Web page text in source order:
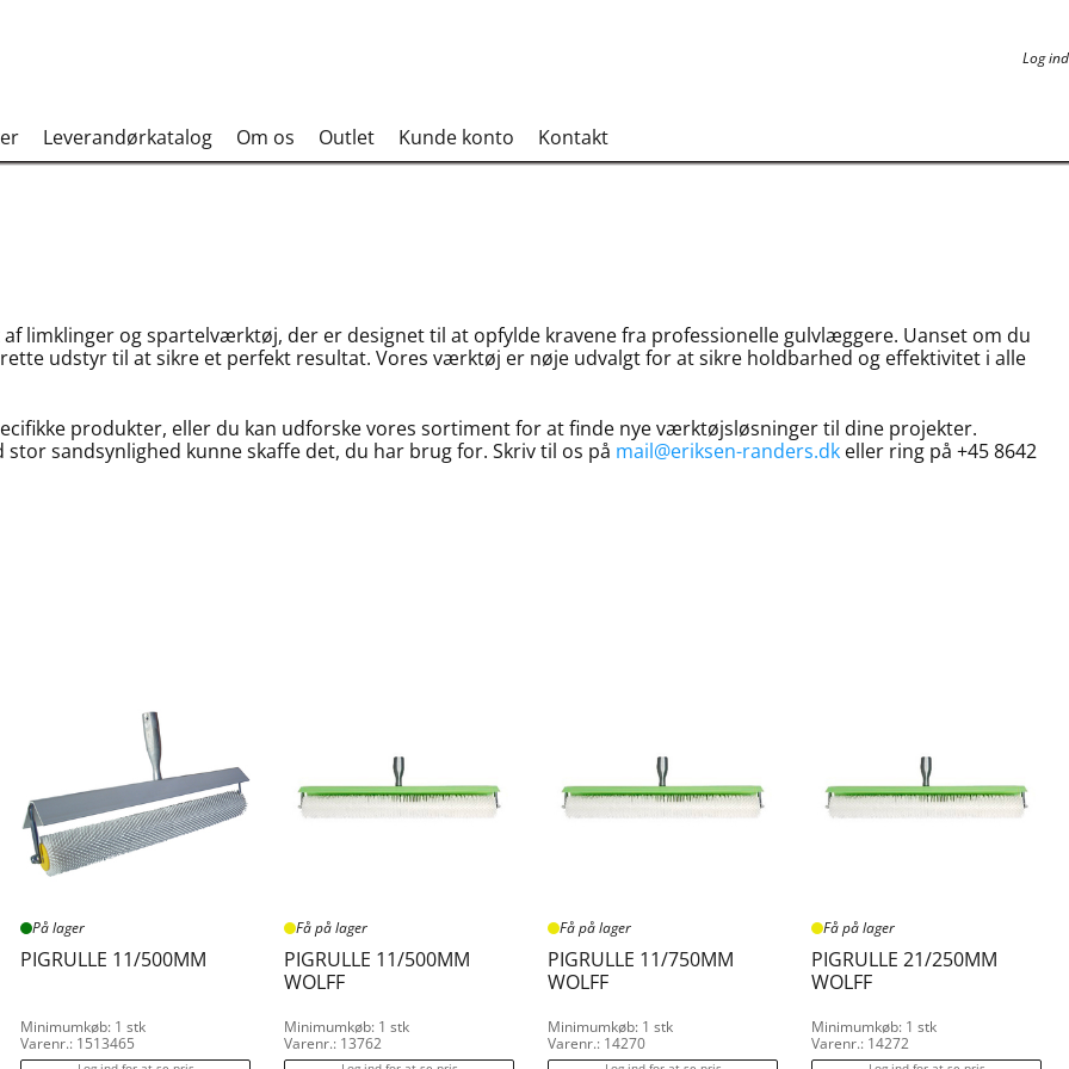
Log ind
Leverandørkatalog Om os Outlet Kunde konto Kontakt
limklinger og spartelværktøj, der er designet til at opfylde kravene fra professionelle gulvlæggere. Uanset om du
udstyr til at sikre et perfekt resultat. Vores værktøj er nøje udvalgt for at sikre holdbarhed og effektivitet i alle
produkter, eller du kan udforske vores sortiment for at finde nye værktøjsløsninger til dine projekter.
sandsynlighed kunne skaffe det, du har brug for. Skriv til os på mail@eriksen-randers.dk eller ring på +45 8642
På lager
PIGRULLE 11/500MM
Minimumkøb: 1 stk
Varenr.: 1513465
Få på lager
PIGRULLE 11/500MM
WOLFF
Minimumkøb: 1 stk
Varenr.: 13762
Få på lager
PIGRULLE 11/750MM
WOLFF
Minimumkøb: 1 stk
Varenr.: 14270
Få på lager
PIGRULLE 21/250MM
WOLFF
Minimumkøb: 1 stk
Varenr.: 14272